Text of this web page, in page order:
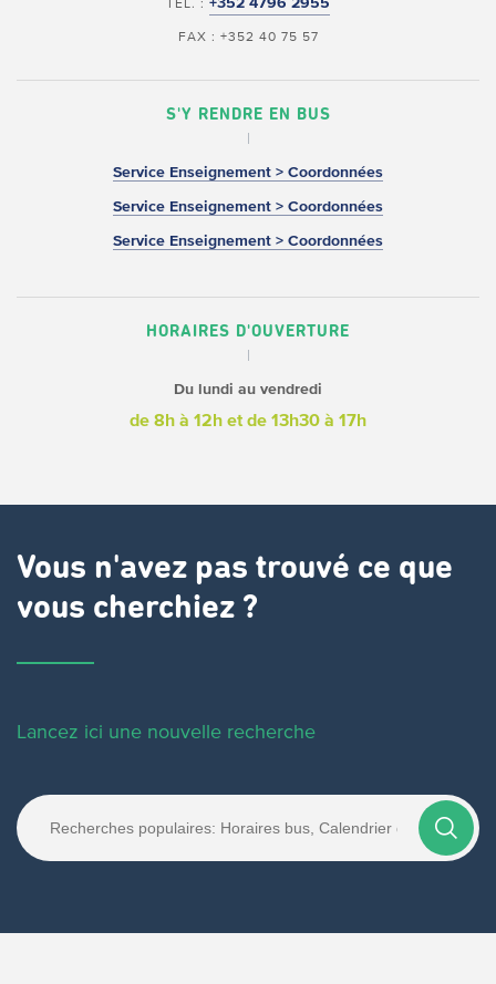
FAX : +352 40 75 57
S'Y RENDRE EN BUS
Service Enseignement > Coordonnées
Service Enseignement > Coordonnées
Service Enseignement > Coordonnées
HORAIRES D'OUVERTURE
Du lundi au vendredi
de 8h à 12h et de 13h30 à 17h
Vous n'avez pas trouvé ce que
vous cherchiez ?
Lancez ici une nouvelle recherche